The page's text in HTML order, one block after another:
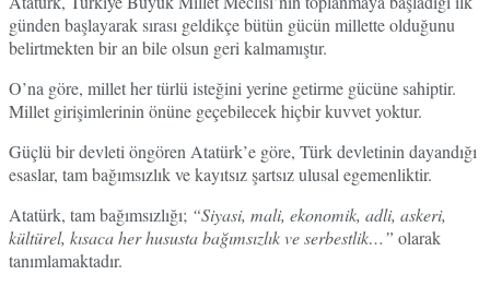
günden başlayarak sırası geldikçe bütün gücün millette olduğunu
belirtmekten bir an bile olsun geri kalmamıştır.
O’na göre, millet her türlü isteğini yerine getirme gücüne sahiptir.
Millet girişimlerinin önüne geçebilecek hiçbir kuvvet yoktur.
Güçlü bir devleti öngören Atatürk’e göre, Türk devletinin dayandığı
esaslar, tam bağımsızlık ve kayıtsız şartsız ulusal egemenliktir.
Atatürk, tam bağımsızlığı; “Siyasi, mali, ekonomik, adli, askeri,
kültürel, kısaca her hususta bağımsızlık ve serbestlik…” olarak
tanımlamaktadır.